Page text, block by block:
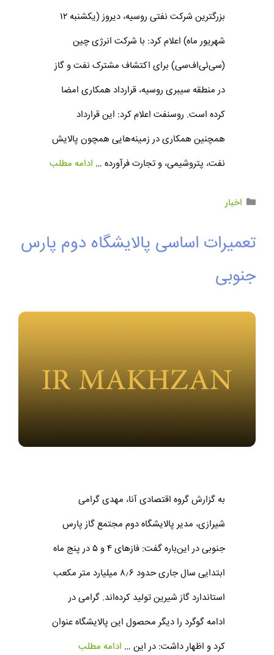
بزرگترین شرکت نفتی روسیه، دیروز (یکشنبه ۱۲
شهریور ماه) اعلام کرد: با شرکت انرژی چین
(سی‌ئی‌اف‌سی) برای اکتشاف مشترک نفت و گاز
در منطقه سیبری روسیه، قرارداد همکاری امضا
کرده است. روسنفت اعلام کرد: این قرارداد
همچنین همکاری در زمینه‌هایی همچون پالایش
نفت، پتروشیمی، و تجارت فرآورده … ادامه مطلب
اخبار
تعمیرات اساسی پالایشگاه دوم پارس
جنوبی
به گزارش گروه اقتصادی آنا، مهدی گرامی
شیرازی، مدیر پالایشگاه دوم مجتمع گاز پارس
جنوبی در این‌باره گفت: فازهای ۴ و ۵ در پنج ماه
ابتدایی سال جاری حدود ۸٫۶ میلیارد متر مکعب
استاندارد گاز شیرین تولید کرده‌‌اند. گرامی در
ادامه گوگرد را دیگر محصول این پالایشگاه عنوان
کرد و اظهار داشت: در این … ادامه مطلب